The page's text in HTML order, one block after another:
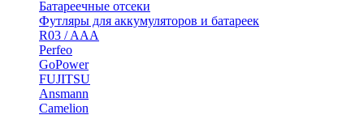
Батареечные отсеки
Футляры для аккумуляторов и батареек
R03 / AAA
Perfeo
GoPower
FUJITSU
Ansmann
Camelion